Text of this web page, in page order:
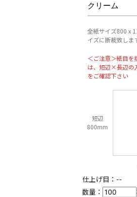
全紙サイズ800 x
イズに断裁致しま
＜ご注意＞紙目を
は、短辺×長辺の
をご確認下さい
短辺
800mm
仕上げ目： --
数量：